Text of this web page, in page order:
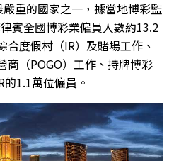
重的國家之一，據當地博彩監
賓全國博彩業僱員人數約13.2
合度假村（IR）及賭場工作、
商（POGO）工作、持牌博彩
的1.1萬位僱員。